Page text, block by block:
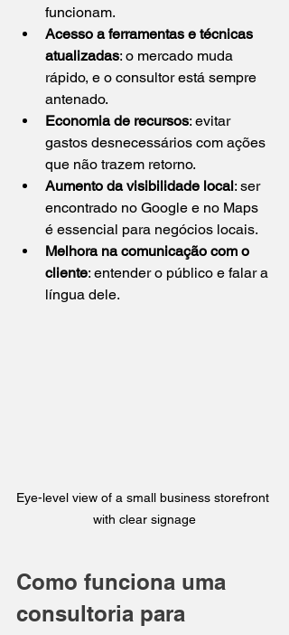
funcionam.
Acesso a ferramentas e técnicas
atualizadas: o mercado muda
rápido, e o consultor está sempre
antenado.
Economia de recursos: evitar
gastos desnecessários com ações
que não trazem retorno.
Aumento da visibilidade local: ser
encontrado no Google e no Maps
é essencial para negócios locais.
Melhora na comunicação com o
cliente: entender o público e falar a
língua dele.
Eye-level view of a small business storefront
with clear signage
Como funciona uma
consultoria para